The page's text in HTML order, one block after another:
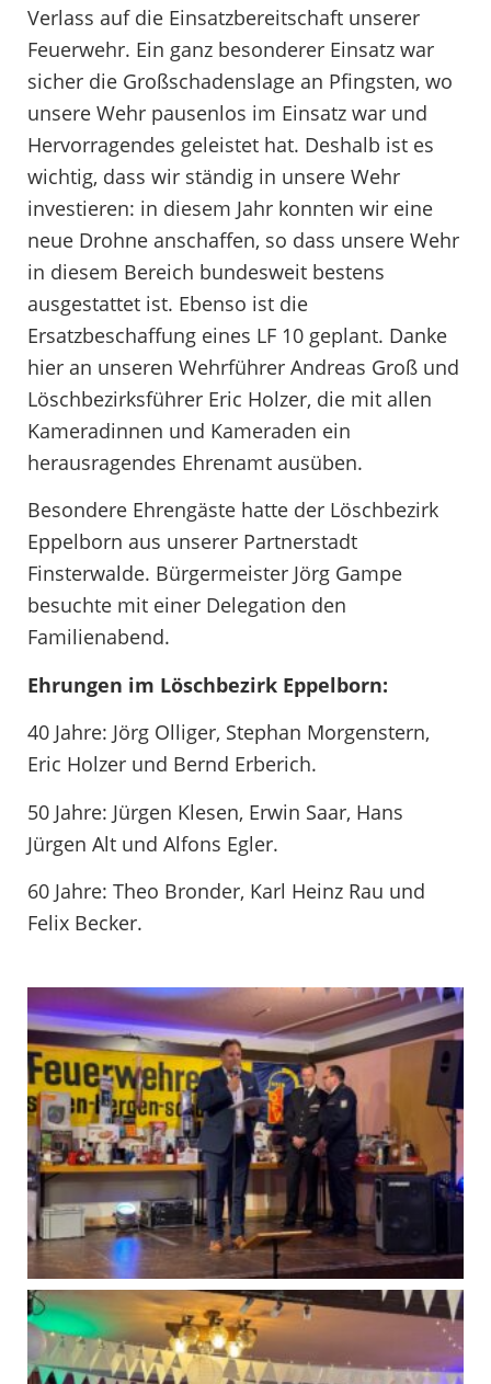
Verlass auf die Einsatzbereitschaft unserer
Feuerwehr. Ein ganz besonderer Einsatz war
sicher die Großschadenslage an Pfingsten, wo
unsere Wehr pausenlos im Einsatz war und
Hervorragendes geleistet hat. Deshalb ist es
wichtig, dass wir ständig in unsere Wehr
investieren: in diesem Jahr konnten wir eine
neue Drohne anschaffen, so dass unsere Wehr
in diesem Bereich bundesweit bestens
ausgestattet ist. Ebenso ist die
Ersatzbeschaffung eines LF 10 geplant. Danke
hier an unseren Wehrführer Andreas Groß und
Löschbezirksführer Eric Holzer, die mit allen
Kameradinnen und Kameraden ein
herausragendes Ehrenamt ausüben.
Besondere Ehrengäste hatte der Löschbezirk
Eppelborn aus unserer Partnerstadt
Finsterwalde. Bürgermeister Jörg Gampe
besuchte mit einer Delegation den
Familienabend.
Ehrungen im Löschbezirk Eppelborn:
40 Jahre: Jörg Olliger, Stephan Morgenstern,
Eric Holzer und Bernd Erberich.
50 Jahre: Jürgen Klesen, Erwin Saar, Hans
Jürgen Alt und Alfons Egler.
60 Jahre: Theo Bronder, Karl Heinz Rau und
Felix Becker.